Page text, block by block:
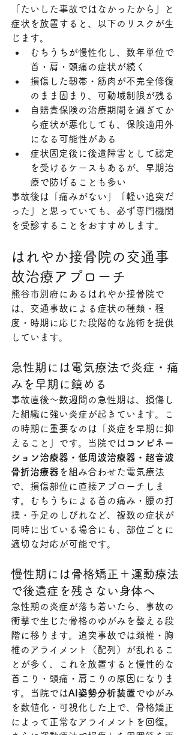
「たいした事故ではなかったから」と
症状を放置すると、以下のリスクが生
じます。
むちうちが慢性化し、数年単位で
首・肩・頭痛の症状が続く
損傷した靭帯・筋肉が不完全修復
のまま固まり、可動域制限が残る
自賠責保険の治療期間を過ぎてか
ら症状が悪化しても、保険適用外
になる可能性がある
症状固定後に後遺障害として認定
を受けるケースもあるが、早期治
療で防げることも多い
事故後は「痛みがない」「軽い追突だ
った」と思っていても、必ず専門機関
を受診することをおすすめします。
はれやか接骨院の交通事
故治療アプローチ
熊谷市別府にあるはれやか接骨院で
は、交通事故による症状の種類・程
度・時期に応じた段階的な施術を提供
しています。
急性期には電気療法で炎症・痛
みを早期に鎮める
事故直後〜数週間の急性期は、損傷し
た組織に強い炎症が起きています。こ
の時期に重要なのは「炎症を早期に抑
えること」です。当院では コンビネー
ション治療器・低周波治療器・超音波
骨折治療器 を組み合わせた電気療法
で、損傷部位に直接アプローチしま
す。むちうちによる首の痛み・腰の打
撲・手足のしびれなど、複数の症状が
同時に出ている場合にも、部位ごとに
適切な対応が可能です。
慢性期には骨格矯正＋運動療法
で後遺症を残さない身体へ
急性期の炎症が落ち着いたら、事故の
衝撃で生じた骨格のゆがみを整える段
階に移ります。追突事故では頚椎・胸
椎のアライメント（配列）が乱れるこ
とが多く、これを放置すると慢性的な
首こり・頭痛・肩こりの原因になりま
す。当院ではAI姿勢分析装置でゆがみ
を数値化・可視化した上で、骨格矯正
によって正常なアライメントを回復。